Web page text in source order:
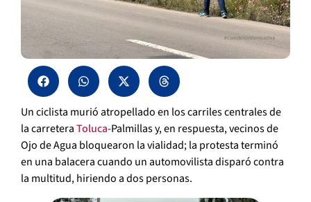
Un ciclista murió atropellado en los carriles centrales de
la carreteraToluca-Palmillas y, en respuesta, vecinos de
Ojo de Agua bloquearon la vialidad; la protesta terminó
en una balacera cuando un automovilista disparó contra
la multitud, hiriendo a dos personas.